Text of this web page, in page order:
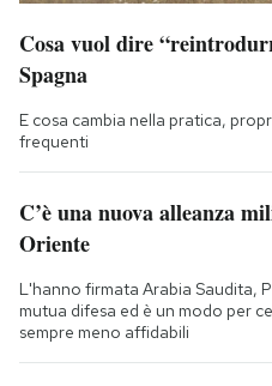
Cosa vuol dire
Spagna
E cosa cambia nella pratica,
frequenti
C’è una nuova alleanza
Oriente
L'hanno firmata Arabia Saudita,
mutua difesa ed è un modo per
sempre meno affidabili